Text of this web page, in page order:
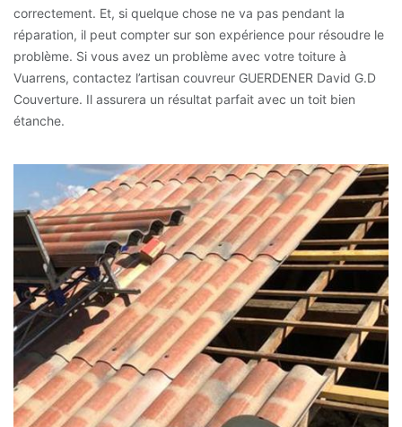
correctement. Et, si quelque chose ne va pas pendant la
réparation, il peut compter sur son expérience pour résoudre le
problème. Si vous avez un problème avec votre toiture à
Vuarrens, contactez l’artisan couvreur GUERDENER David G.D
Couverture. Il assurera un résultat parfait avec un toit bien
étanche.